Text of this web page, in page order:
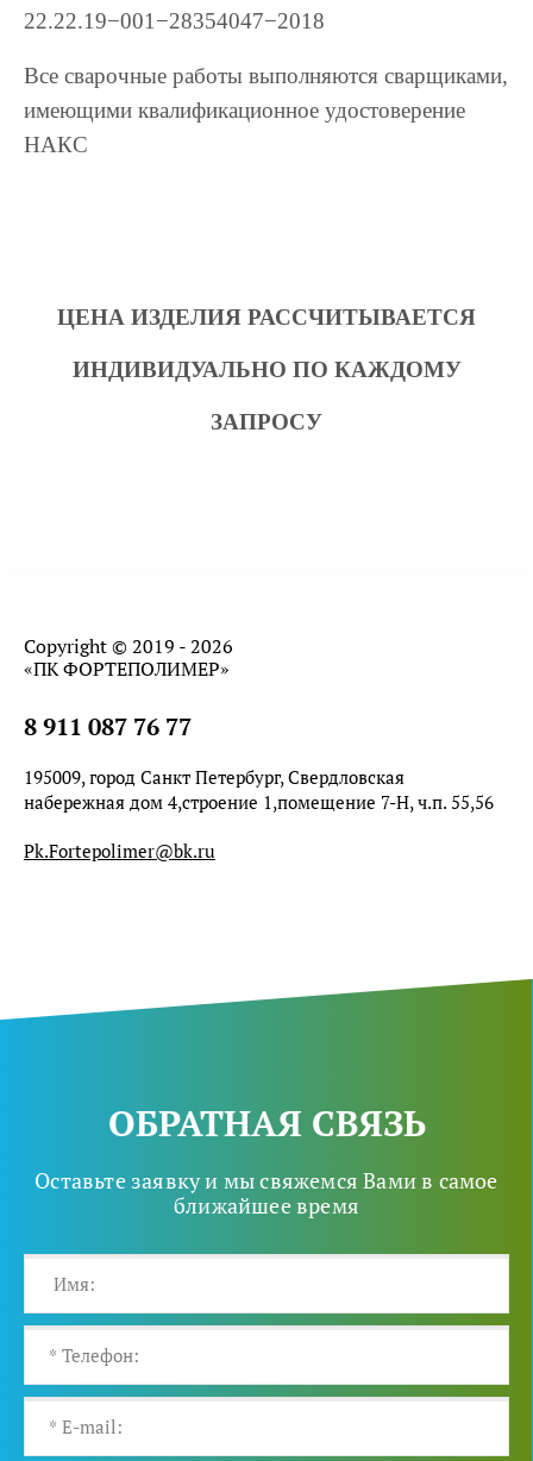
22.22.19−001−28354047−2018
Все сварочные работы выполняются сварщиками,
имеющими квалификационное удостоверение
НАКС
ЦЕНА ИЗДЕЛИЯ РАССЧИТЫВАЕТСЯ
ИНДИВИДУАЛЬНО ПО КАЖДОМУ
ЗАПРОСУ
Copyright © 2019 - 2026
«ПК ФОРТЕПОЛИМЕР»
8 911 087 76 77
195009, город Санкт Петербург, Свердловская
набережная дом 4,строение 1,помещение 7-Н, ч.п. 55,56
Pk.Fortepolimer@bk.ru
ОБРАТНАЯ СВЯЗЬ
Оставьте заявку и мы свяжемся Вами в самое
ближайшее время